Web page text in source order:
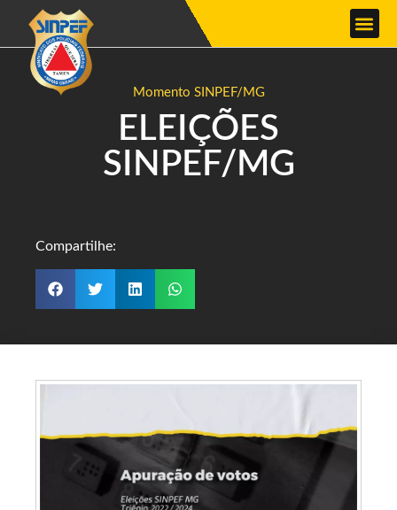
Momento SINPEF/MG
ELEIÇÕES
SINPEF/MG
Compartilhe: